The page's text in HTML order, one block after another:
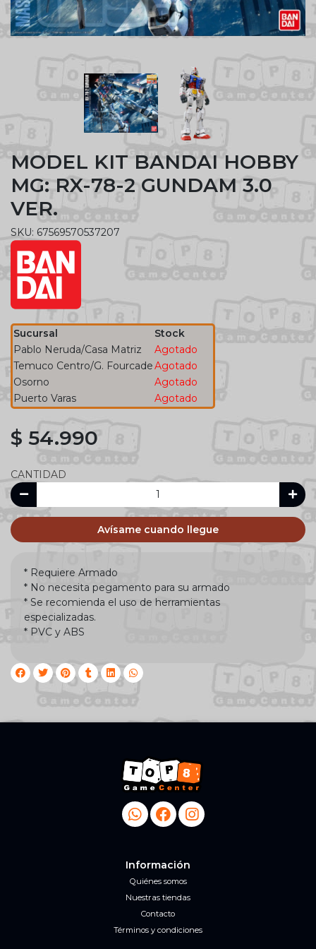
MODEL KIT BANDAI HOBBY
MG: RX-78-2 GUNDAM 3.0
VER.
SKU: 67569570537207
Sucursal
Stock
Pablo Neruda/Casa Matriz
Agotado
Temuco Centro/G. FourcadeAgotado
Osorno
Agotado
Puerto Varas
Agotado
$ 54.990
CANTIDAD
Avísame cuando llegue
* Requiere Armado
* No necesita pegamento para su armado
* Se recomienda el uso de herramientas
especializadas.
* PVC y ABS
Información
Quiénes somos
Nuestras tiendas
Contacto
Términos y condiciones